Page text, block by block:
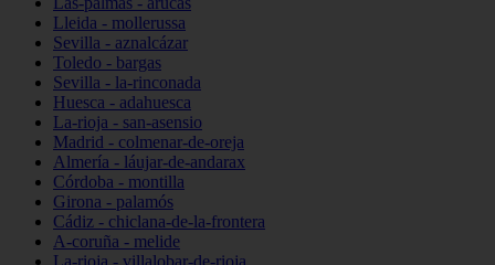
Lleida - mollerussa
Sevilla - aznalcázar
Toledo - bargas
Sevilla - la-rinconada
Huesca - adahuesca
La-rioja - san-asensio
Madrid - colmenar-de-oreja
Almería - láujar-de-andarax
Córdoba - montilla
Girona - palamós
Cádiz - chiclana-de-la-frontera
A-coruña - melide
La-rioja - villalobar-de-rioja